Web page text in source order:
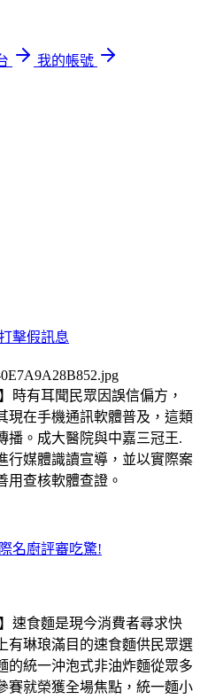
我的帳號
擊假訊息
時有耳聞民眾因誤信偏方，
現在手機通訊軟體普及，這類
播。成大醫院與中嘉三冠王.
行媒體識讀宣導，並以實際案
用查核軟體查證。
名廚評審吃驚!
速食麵是現今消費者尋求快
有琳琅滿目的速食麵供民眾選
的統一沖泡式非油炸麵從眾多
賽就榮獲全場焦點，統一麵小